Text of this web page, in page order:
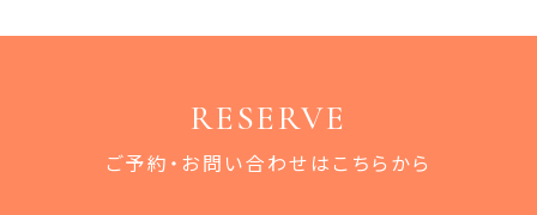
RESERVE
ご予約・お問い合わせはこちらから